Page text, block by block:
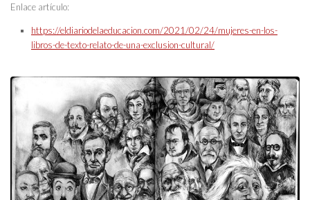
Enlace artículo:
https://eldiariodelaeducacion.com/2021/02/24/mujeres-en-los-
libros-de-texto-relato-de-una-exclusion-cultural/